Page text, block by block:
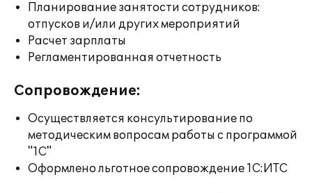
Планирование занятости сотрудников:
отпусков и/или других мероприятий
Расчет зарплаты
Регламентированная отчетность
Сопровождение:
Осуществляется консультирование по
методическим вопросам работы с программой
"1С"
Оформлено льготное сопровождение 1С:ИТС